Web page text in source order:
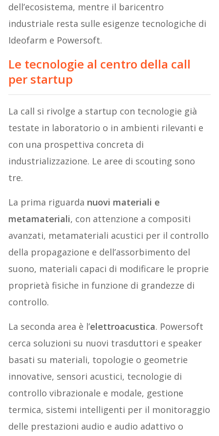
dell’ecosistema, mentre il baricentro
industriale resta sulle esigenze tecnologiche di
Ideofarm e Powersoft.
Le tecnologie al centro della call
per startup
La call si rivolge a startup con tecnologie già
testate in laboratorio o in ambienti rilevanti e
con una prospettiva concreta di
industrializzazione. Le aree di scouting sono
tre.
La prima riguarda nuovi materiali e
metamateriali, con attenzione a compositi
avanzati, metamateriali acustici per il controllo
della propagazione e dell’assorbimento del
suono, materiali capaci di modificare le proprie
proprietà fisiche in funzione di grandezze di
controllo.
La seconda area è l’elettroacustica. Powersoft
cerca soluzioni su nuovi trasduttori e speaker
basati su materiali, topologie o geometrie
innovative, sensori acustici, tecnologie di
controllo vibrazionale e modale, gestione
termica, sistemi intelligenti per il monitoraggio
delle prestazioni audio e audio adattivo o